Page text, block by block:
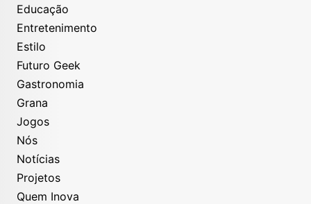
Educação
Entretenimento
Estilo
Futuro Geek
Gastronomia
Grana
Jogos
Nós
Notícias
Projetos
Quem Inova